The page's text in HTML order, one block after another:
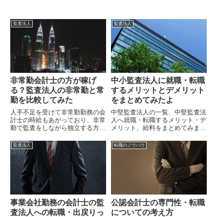
監査法人
非常勤会計士の方が稼げ
る？監査法人の非常勤と常
勤を比較してみた
人手不足を受けて非常勤勤務の会
計士の時給もあがっており、非常
勤で監査をしながら独立する方も
の会計士と監査法人の常勤の会計
士を報酬・ワークライフバラン
ス・キャリアの観点から比較し、
どのように非常勤の案件を探すの
かまとめてみました。
監査法人
中小監査法人に就職・転職
するメリットとデメリット
をまとめてみたよ
中堅監査法人の一覧、中堅監査法
人へ就職・転職するメリット・デ
メリット、給料をまとめてみまし
人への転職を目指す方や、大手監
査法人から中堅監査法人への転職
を目指す方、中堅監査法人に就職
する方の参考にしていただければ
監査法人
事業会社勤務の会計士の監
査法人への転職・出戻りっ
転職のノウハウ
公認会計士の専門性・転職
についての考え方